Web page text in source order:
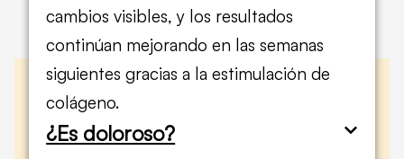
cambios visibles, y los resultados
continúan mejorando en las semanas
siguientes gracias a la estimulación de
colágeno.
¿Es doloroso?